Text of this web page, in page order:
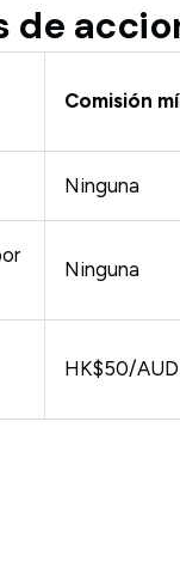
de
Comisión
Ninguna
Ninguna
HK$50/